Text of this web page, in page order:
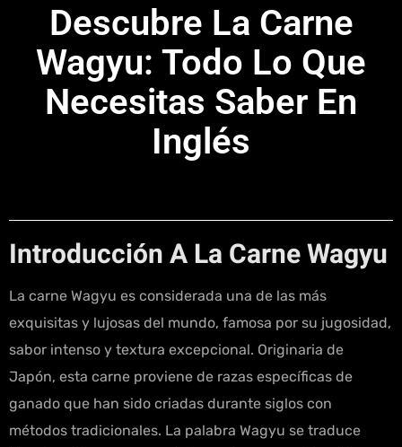
Descubre La Carne
Wagyu: Todo Lo Que
Necesitas Saber En
Inglés
Introducción A La Carne Wagyu
La carne Wagyu es considerada una de las más
exquisitas y lujosas del mundo, famosa por su jugosidad,
sabor intenso y textura excepcional. Originaria de
Japón, esta carne proviene de razas específicas de
ganado que han sido criadas durante siglos con
métodos tradicionales. La palabra Wagyu se traduce